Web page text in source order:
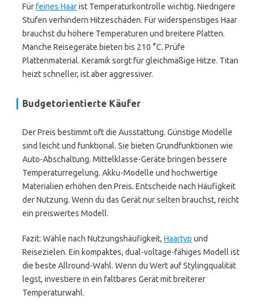
Fürfeines Haarist Temperaturkontrolle wichtig. Niedrigere
Stufen verhindern Hitzeschäden. Für widerspenstiges Haar
brauchst du höhere Temperaturen und breitere Platten.
Manche Reisegeräte bieten bis 210 °C. Prüfe
Plattenmaterial. Keramik sorgt für gleichmäßige Hitze. Titan
heizt schneller, ist aber aggressiver.
Budgetorientierte Käufer
Der Preis bestimmt oft die Ausstattung. Günstige Modelle
sind leicht und funktional. Sie bieten Grundfunktionen wie
Auto-Abschaltung. Mittelklasse-Geräte bringen bessere
Temperaturregelung. Akku-Modelle und hochwertige
Materialien erhöhen den Preis. Entscheide nach Häufigkeit
der Nutzung. Wenn du das Gerät nur selten brauchst, reicht
ein preiswertes Modell.
Fazit: Wähle nach Nutzungshäufigkeit, Haartyp und
Reisezielen. Ein kompaktes, dual-voltage-fähiges Modell ist
die beste Allround-Wahl. Wenn du Wert auf Stylingqualität
legst, investiere in ein faltbares Gerät mit breiterer
Temperaturwahl.